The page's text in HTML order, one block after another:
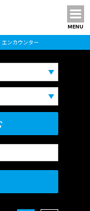
MENU
エンカウンター